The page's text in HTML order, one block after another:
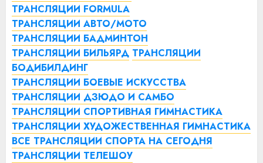
ТРАНСЛЯЦИИ FORMULA
ТРАНСЛЯЦИИ АВТО/МОТО
ТРАНСЛЯЦИИ БАДМИНТОН
ТРАНСЛЯЦИИ БИЛЬЯРД ТРАНСЛЯЦИИ
БОДИБИЛДИНГ
ТРАНСЛЯЦИИ БОЕВЫЕ ИСКУССТВА
ТРАНСЛЯЦИИ ДЗЮДО И САМБО
ТРАНСЛЯЦИИ СПОРТИВНАЯ ГИМНАСТИКА
ТРАНСЛЯЦИИ ХУДОЖЕСТВЕННАЯ ГИМНАСТИКА
ВСЕ ТРАНСЛЯЦИИ СПОРТА НА СЕГОДНЯ
ТРАНСЛЯЦИИ ТЕЛЕШОУ